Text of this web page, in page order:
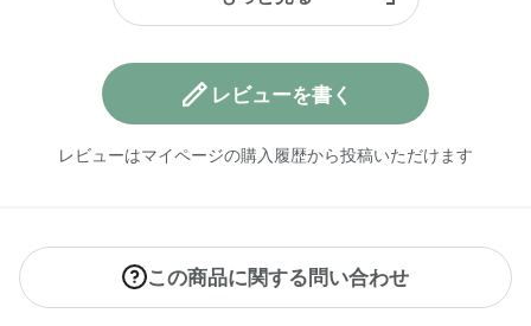
レビューを書く
レビューはマイページの購入履歴から投稿いただけます
この商品に関する問い合わせ